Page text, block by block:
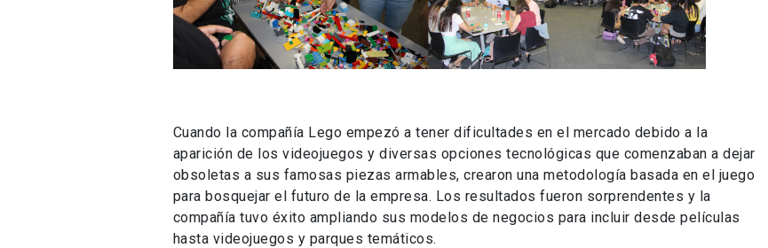
Cuando la compañía Lego empezó a tener dificultades en el mercado debido a la
aparición de los videojuegos y diversas opciones tecnológicas que comenzaban a dejar
obsoletas a sus famosas piezas armables, crearon una metodología basada en el juego
para bosquejar el futuro de la empresa. Los resultados fueron sorprendentes y la
compañía tuvo éxito ampliando sus modelos de negocios para incluir desde películas
hasta videojuegos y parques temáticos.